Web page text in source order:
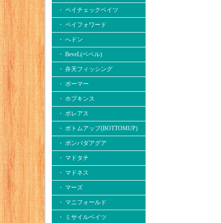
・ ペイチェックベイツ
・ ペイフォワード
・ へドン
・ BeveL(ベベル)
・ 弁天フィッシング
・ ボーマー
・ ホプキンス
・ ボレアス
・ ボトムアップ(BOTTOMUP)
・ ボンバダアグア
・ マドタチ
・ マドネス
・ マーズ
・ マニフォールド
・ ミサイルベイツ